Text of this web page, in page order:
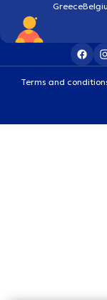
Greece
Terms and